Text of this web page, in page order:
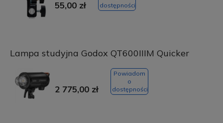
55,00 zł
dostępności
Lampa studyjna Godox QT600IIIM Quicker
2 775,00 zł
Powiadom
o
dostępności